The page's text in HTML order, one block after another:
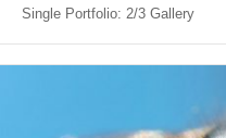
Single Portfolio: 2/3 Gallery